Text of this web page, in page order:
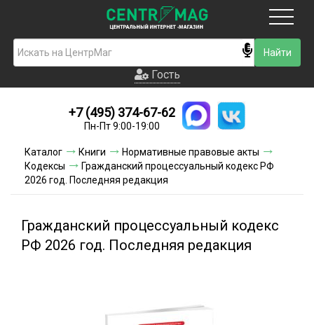
Гость
Новинки
Условия доставки
Условия оплаты
Гость
+7 (495) 374-67-62
Пн-Пт 9:00-19:00
Каталог Книги
Нормативные правовые акты
Кодексы
Гражданский процессуальный кодекс РФ
2026 год. Последняя редакция
Гражданский процессуальный кодекс
РФ 2026 год. Последняя редакция